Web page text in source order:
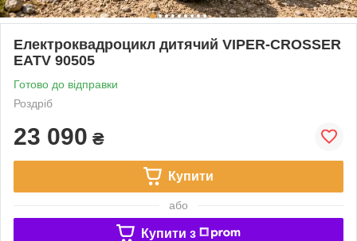
Електроквадроцикл дитячий VIPER-CROSSER
EATV 90505
Готово до відправки
Роздріб
23 090 ₴
Купити
або
Купити з